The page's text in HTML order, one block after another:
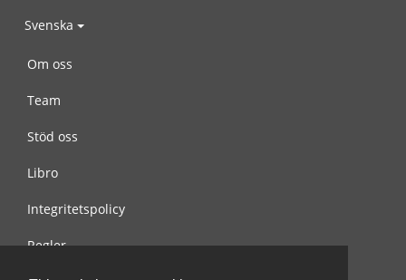
Svenska
Om oss
Team
Stöd oss
Libro
Integritetspolicy
Regler